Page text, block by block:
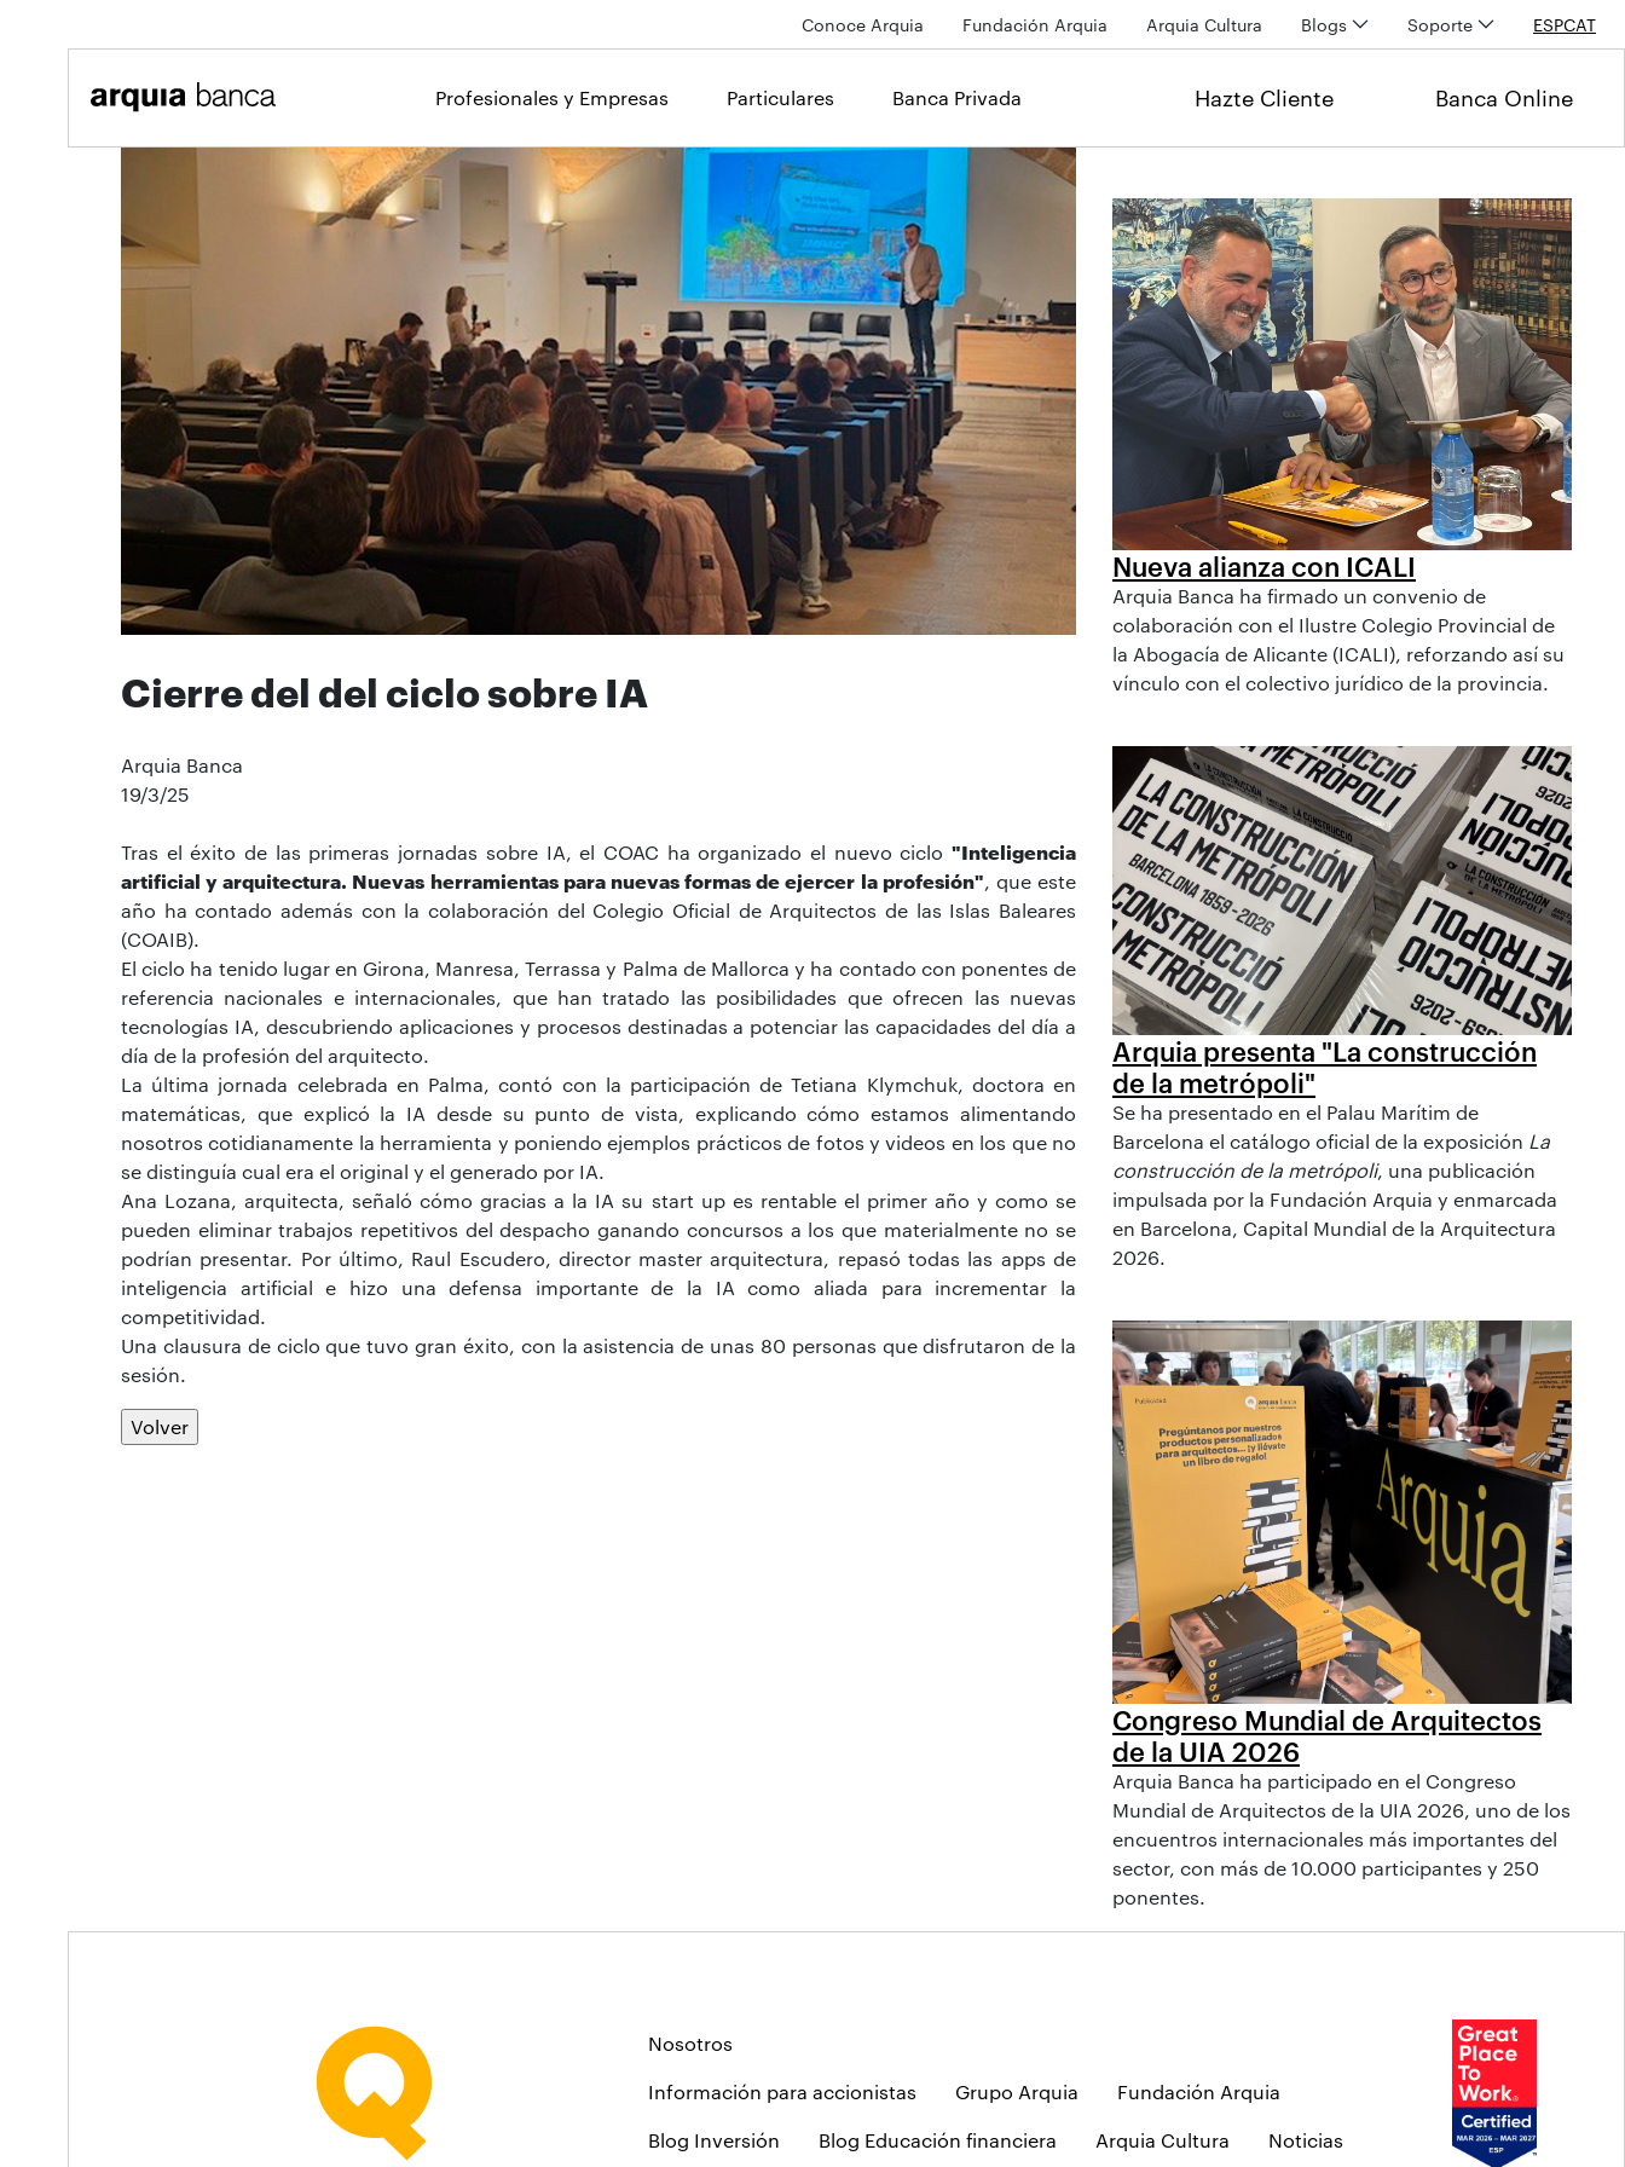
Conoce Arquia Fundación Arquia Arquia Cultura Blogs Soporte ESPCAT
Profesionales y Empresas Particulares Banca Privada Hazte Cliente Banca Online
Cierre del del ciclo sobre IA
Arquia Banca
19/3/25
Tras el éxito de las primeras jornadas sobre IA, el COAC ha organizado el nuevo ciclo "Inteligencia
artificial y arquitectura. Nuevas herramientas para nuevas formas de ejercer la profesión", que este
año ha contado además con la colaboración del Colegio Oficial de Arquitectos de las Islas Baleares
(COAIB).
El ciclo ha tenido lugar en Girona, Manresa, Terrassa y Palma de Mallorca y ha contado con ponentes de
referencia nacionales e internacionales, que han tratado las posibilidades que ofrecen las nuevas
tecnologías IA, descubriendo aplicaciones y procesos destinadas a potenciar las capacidades del día a
día de la profesión del arquitecto.
La última jornada celebrada en Palma, contó con la participación de Tetiana Klymchuk, doctora en
matemáticas, que explicó la IA desde su punto de vista, explicando cómo estamos alimentando
nosotros cotidianamente la herramienta y poniendo ejemplos prácticos de fotos y videos en los que no
se distinguía cual era el original y el generado por IA.
Ana Lozana, arquitecta, señaló cómo gracias a la IA su start up es rentable el primer año y como se
pueden eliminar trabajos repetitivos del despacho ganando concursos a los que materialmente no se
podrían presentar. Por último, Raul Escudero, director master arquitectura, repasó todas las apps de
inteligencia artificial e hizo una defensa importante de la IA como aliada para incrementar la
competitividad.
Una clausura de ciclo que tuvo gran éxito, con la asistencia de unas 80 personas que disfrutaron de la
sesión.
Volver
Nueva alianza con ICALI
Arquia Banca ha firmado un convenio de
colaboración con el Ilustre Colegio Provincial de
la Abogacía de Alicante (ICALI), reforzando así su
vínculo con el colectivo jurídico de la provincia.
Arquia presenta "La construcción
de la metrópoli"
Se ha presentado en el Palau Marítim de
Barcelona el catálogo oficial de la exposición La
construcción de la metrópoli, una publicación
impulsada por la Fundación Arquia y enmarcada
en Barcelona, Capital Mundial de la Arquitectura
2026.
Congreso Mundial de Arquitectos
de la UIA 2026
Arquia Banca ha participado en el Congreso
Mundial de Arquitectos de la UIA 2026, uno de los
encuentros internacionales más importantes del
sector, con más de 10.000 participantes y 250
ponentes.
Nosotros
Información para accionistas Grupo Arquia Fundación Arquia
Blog Inversión Blog Educación financiera Arquia Cultura Noticias